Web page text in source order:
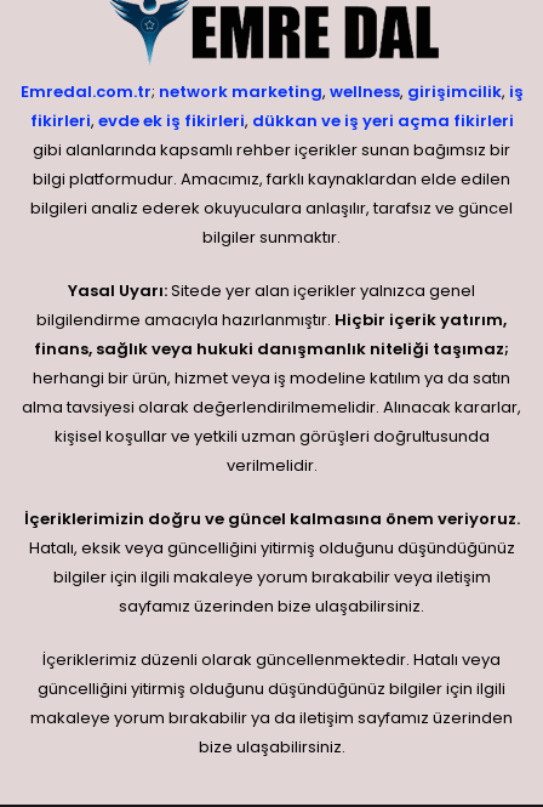
Emredal.com.tr; network marketing, wellness, girişimcilik, iş
fikirleri, evde ek iş fikirleri, dükkan ve iş yeri açma fikirleri
gibi alanlarında kapsamlı rehber içerikler sunan bağımsız bir
bilgi platformudur. Amacımız, farklı kaynaklardan elde edilen
bilgileri analiz ederek okuyuculara anlaşılır, tarafsız ve güncel
bilgiler sunmaktır.
Yasal Uyarı:Sitede yer alan içerikler yalnızca genel
bilgilendirme amacıyla hazırlanmıştır. Hiçbir içerik yatırım,
finans, sağlık veya hukuki danışmanlık niteliği taşımaz;
herhangi bir ürün, hizmet veya iş modeline katılım ya da satın
alma tavsiyesi olarak değerlendirilmemelidir. Alınacak kararlar,
kişisel koşullar ve yetkili uzman görüşleri doğrultusunda
verilmelidir.
İçeriklerimizin doğru ve güncel kalmasına önem veriyoruz.
Hatalı, eksik veya güncelliğini yitirmiş olduğunu düşündüğünüz
bilgiler için ilgili makaleye yorum bırakabilir veya iletişim
sayfamız üzerinden bize ulaşabilirsiniz.
İçeriklerimiz düzenli olarak güncellenmektedir. Hatalı veya
güncelliğini yitirmiş olduğunu düşündüğünüz bilgiler için ilgili
makaleye yorum bırakabilir ya da iletişim sayfamız üzerinden
bize ulaşabilirsiniz.